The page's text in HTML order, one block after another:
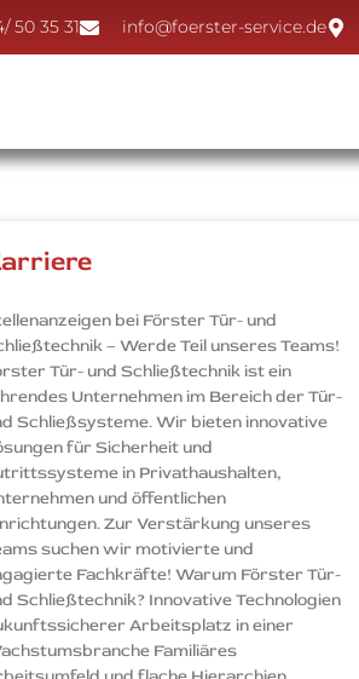
50 35 31 info@foerster-service.de
bei Förster Tür- und
– Werde Teil unseres Teams!
Tür- und Schließtechnik ist ein
Unternehmen im Bereich der Tür-
Schließsysteme. Wir bieten innovative
für Sicherheit und
in Privathaushalten,
und öffentlichen
Zur Verstärkung unseres
suchen wir motivierte und
Fachkräfte! Warum Förster Tür-
Schließtechnik? Innovative Technologien
Arbeitsplatz in einer
Familiäres